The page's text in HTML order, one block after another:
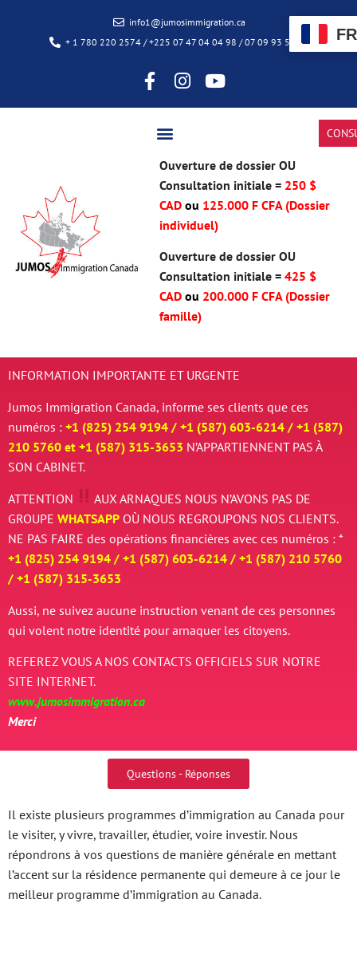
info1@jumosimmigration.ca
+ 1 780 220 2574 / +225 07 47 04 04 98 / 07 09 93 50 85
Ouverture de dossier OU
Consultation initiale = 250 $
CADou 125.000 F CFA (Dossier
individuel)
Ouverture de dossier OU
Consultation initiale =425 $
CAD ou 200.000 F CFA (Dossier
famille)
INFORMATION IMPORTANTE ET URGENTE
Jumos Immigration Canada, informe ses clients que ces
numéros : +1 (825) 254 9194 / +1 (587) 603-6214 / +1 (587)
210 5760 et +1 (587) 315-3653 N’APPARTIENNENT PAS À
SON CABINET.
ATTENTION AUX ARNAQUES NOUS N’AVONS PAS DE
GROUPE WHATSAPP OÙ NOUS REGROUPONS NOS CLIENTS.
NE PAS FAIRE des opérations financières avec ces numéros : *
+1 (825) 254 9194 / +1 (587) 603-6214 / +1 (587) 210 5760
/ +1 (587) 315-3653
Aussi, ne suivez aucune instruction venant de ces personnes
qui volent notre identité pour arnaquer les citoyens.
REFEREZ VOUS A NOS CONTACTS OFFICIELS SUR NOTRE
SITE INTERNET.
www.jumosimmigration.ca
Merci
Questions - Réponses
Il existe plusieurs programmes d’immigration au Canada pour
le visiter, y vivre, travailler, étudier, voire investir. Nous
répondrons à vos questions de manière générale en mettant
l’accent sur la résidence permanente qui demeure à ce jour le
meilleur programme d’immigration au Canada.
FR